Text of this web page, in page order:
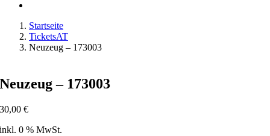
Startseite
TicketsAT
Neuzeug – 173003
Neuzeug – 173003
30,00€
inkl. 0 % MwSt.